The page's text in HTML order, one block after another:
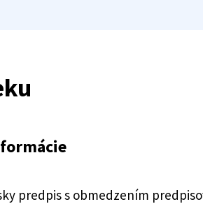
predpis s obmedzením